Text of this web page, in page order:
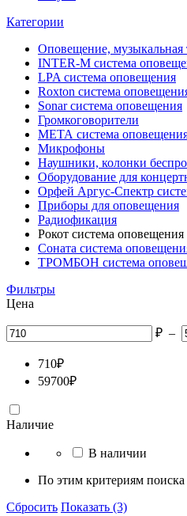
Категории
Оповещение, музыкальная
INTER-M система
LPA система оповещения
Roxton система
Sonar система оповещения
Громкоговорители
МЕТА система
Микрофоны
Наушники, колонки
Оборудование для
Орфей Аргус-Спектр
Приборы для оповещения
Радиофикация
Рокот система оповещения
Соната система
ТРОМБОН система
Фильтры
Цена
₽ –
710₽
59700₽
Наличие
В наличии
По этим критериям
Сбросить Показать (3)